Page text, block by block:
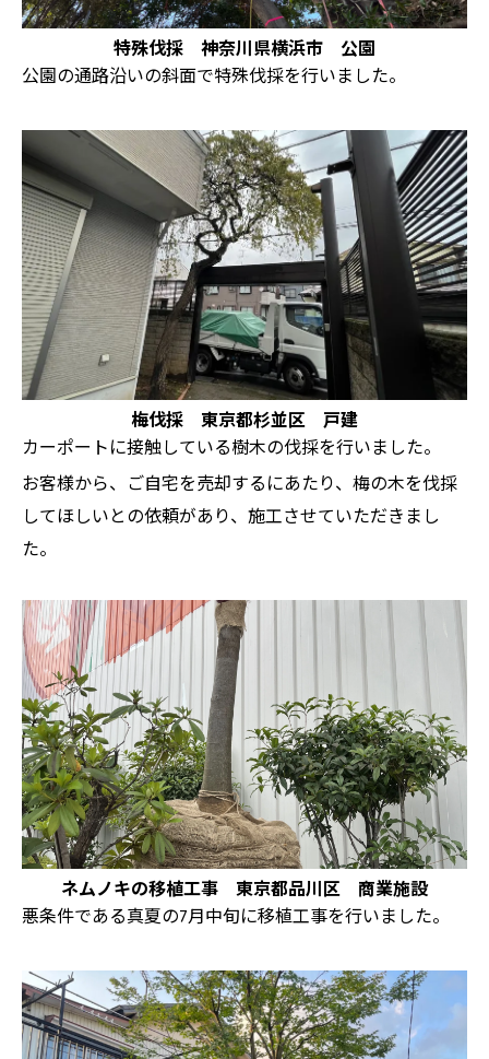
特殊伐採 神奈川県横浜市 公園
公園の通路沿いの斜面で特殊伐採を行いました。
梅伐採 東京都杉並区 戸建
カーポートに接触している樹木の伐採を行いました。
お客様から、ご自宅を売却するにあたり、梅の木を伐採
してほしいとの依頼があり、施工させていただきまし
た。
ネムノキの移植工事 東京都品川区 商業施設
悪条件である真夏の7月中旬に移植工事を行いました。